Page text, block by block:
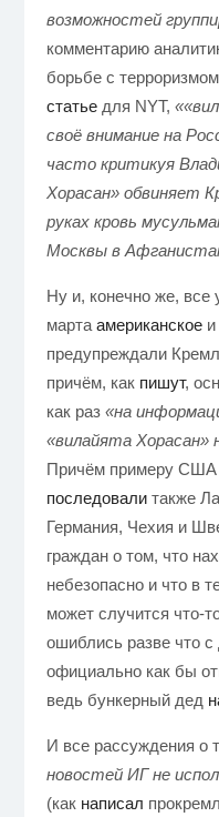
возможностей
комментарию
борьбе с
статьедля NYT, «
своё внимание на
часто критикуя
Хорасан» обвиняет
руках кровь
Москвы в
Ну и, конечно же, все
марта американскоеи
предупреждали
причём, как пишут,
как раз «на
«вилайята Хорасан»
Причём примеру США
последовалитакже
Германия, Чехия и
граждан о том, что
небезопасно и что в
может случится что-
ошиблись разве что
официально как бы
ведь бункерный дед
И все рассуждения о
новостей ИГ не
(как написал